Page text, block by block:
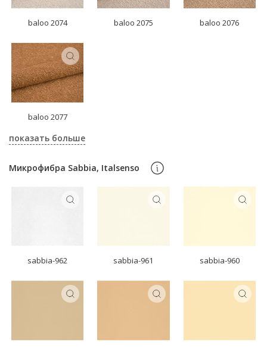
baloo 2074 baloo 2075 baloo 2076
baloo 2077
показать больше
Микрофибра Sabbia, Italsenso
sabbia-962 sabbia-961 sabbia-960